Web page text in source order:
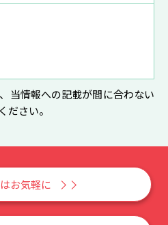
当情報への記載が間に合わない
ださい。
お気軽に